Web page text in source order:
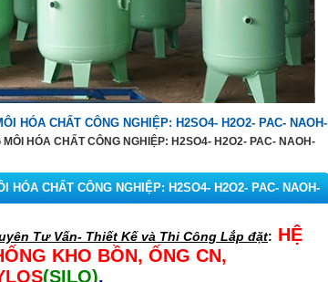
HÓA CHẤT CÔNG NGHIỆP: H2SO4- H2O2- PAC- NAOH-
HÓA CHẤT CÔNG NGHIỆP: H2SO4- H2O2- PAC- NAOH-
HÓA CHẤT CÔNG NGHIỆP: H2SO4- H2O2- PAC- NAOH-
Tư Vấn- Thiết Kế và Thi Công Lắp đặt: HỆ
KHO BỒN, ỐNG CN,
(SILO),